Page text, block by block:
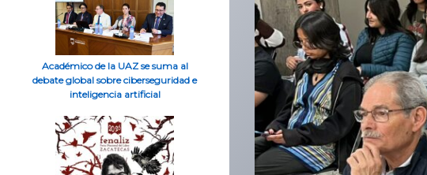
Académico de la UAZ se suma al
debate global sobre ciberseguridad e
inteligencia artificial